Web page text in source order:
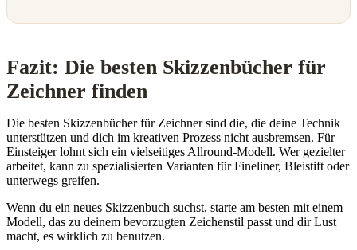
Fazit: Die besten Skizzenbücher für
Zeichner finden
Die besten Skizzenbücher für Zeichner sind die, die deine Technik
unterstützen und dich im kreativen Prozess nicht ausbremsen. Für
Einsteiger lohnt sich ein vielseitiges Allround-Modell. Wer gezielter
arbeitet, kann zu spezialisierten Varianten für Fineliner, Bleistift oder
unterwegs greifen.
Wenn du ein neues Skizzenbuch suchst, starte am besten mit einem
Modell, das zu deinem bevorzugten Zeichenstil passt und dir Lust
macht, es wirklich zu benutzen.